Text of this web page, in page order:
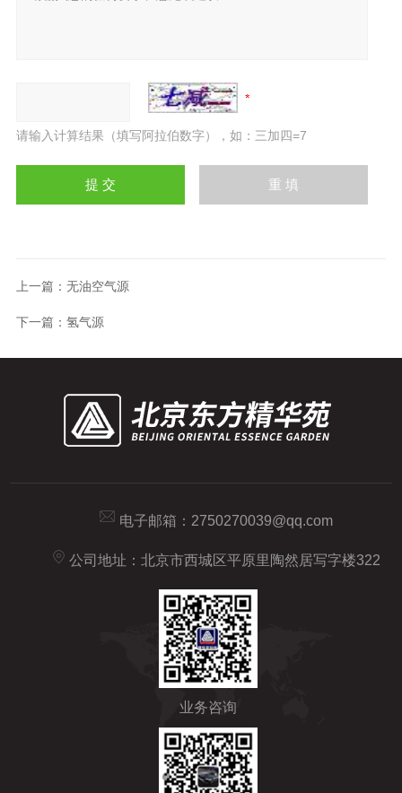
请输入计算结果（填写阿拉伯数字），如：三加四=7
上一篇： 无油空气源
下一篇： 氢气源
电子邮箱： 2750270039@qq.com
公司地址：北京市西城区平原里陶然居写字楼322
业务咨询